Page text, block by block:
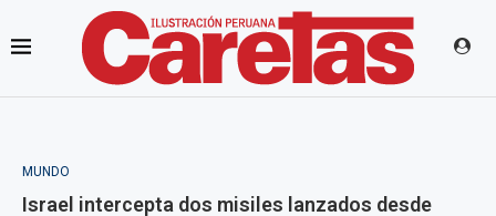
MUNDO
Israel intercepta dos misiles lanzados desde